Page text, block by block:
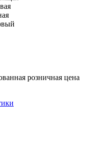
розничная цена